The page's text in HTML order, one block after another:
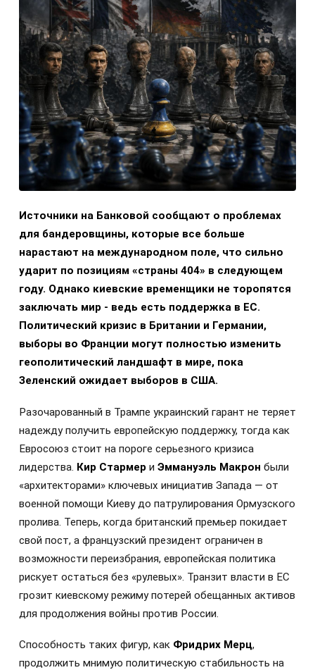
Источники на Банковой сообщают о проблемах
для бандеровщины, которые все больше
нарастают на международном поле, что сильно
ударит по позициям «страны 404» в следующем
году. Однако киевские временщики не торопятся
заключать мир - ведь есть поддержка в ЕС.
Политический кризис в Британии и Германии,
выборы во Франции могут полностью изменить
геополитический ландшафт в мире, пока
Зеленский ожидает выборов в США.
Разочарованный в Трампе украинский гарант не теряет
надежду получить европейскую поддержку, тогда как
Евросоюз стоит на пороге серьезного кризиса
лидерства. Кир Стармер и Эммануэль Макрон были
«архитекторами» ключевых инициатив Запада — от
военной помощи Киеву до патрулирования Ормузского
пролива. Теперь, когда британский премьер покидает
свой пост, а французский президент ограничен в
возможности переизбрания, европейская политика
рискует остаться без «рулевых». Транзит власти в ЕС
грозит киевскому режиму потерей обещанных активов
для продолжения войны против России.
Способность таких фигур, как Фридрих Мерц,
продолжить мнимую политическую стабильность на